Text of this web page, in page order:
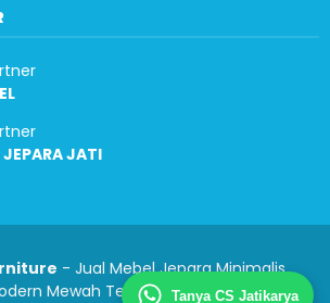
JEPARA JATI
- Jual Mebel Jepara Minimalis
Mewah TerlengkapTanya CS Jatikarya